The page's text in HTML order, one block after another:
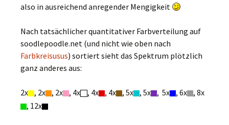
also in ausreichend anregender Mengigkeit
Nach tatsächlicher quantitativer Farbverteilung auf
soodlepoodle.net (und nicht wie oben nach
Farbkreisusus) sortiert sieht das Spektrum plötzlich
ganz anderes aus:
2x , 2x , 2x , 4x , 4x , 4x , 5x , 5x , 5x , 6x , 8x
, 12x